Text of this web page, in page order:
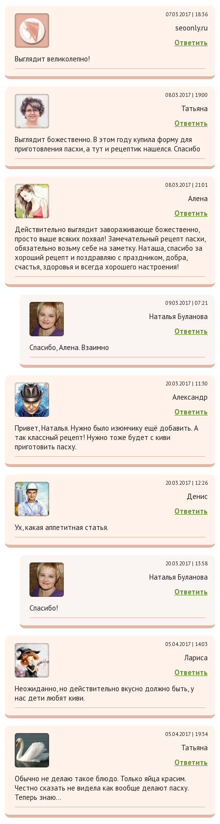
seoonly.ru
Выглядит великолепно!
Ответить
07.03.2017 | 18:36
Татьяна
Выглядит божественно. В этом году купила форму для
приготовления пасхи, а тут и рецептик нашелся. Спасибо
Ответить
08.03.2017 | 19:00
Алена
Действительно выглядит завораживающе божественно,
просто выше всяких похвал! Замечательный рецепт пасхи,
обязательно возьму себе на заметку. Наташа, спасибо за
хороший рецепт и поздравляю с праздником, добра,
счастья, здоровья и всегда хорошего настроения!
Ответить
08.03.2017 | 21:01
Наталья Буланова
Спасибо, Алена. Взаимно
Ответить
09.03.2017 | 07:21
Александр
Привет, Наталья. Нужно было изюмчику ещё добавить. А
так классный рецепт! Нужно тоже будет с киви
приготовить пасху.
Ответить
20.03.2017 | 11:30
Денис
Ух, какая аппетитная статья.
Ответить
20.03.2017 | 12:26
Наталья Буланова
Спасибо!
Ответить
20.03.2017 | 13:58
Лариса
Неожиданно, но действительно вкусно должно быть, у
нас дети любят киви.
Ответить
05.04.2017 | 14:03
Татьяна
Обычно не делаю такое блюдо. Только яйца красим.
Честно сказать не видела как вообще делают пасху.
Теперь знаю…
Ответить
05.04.2017 | 19:34